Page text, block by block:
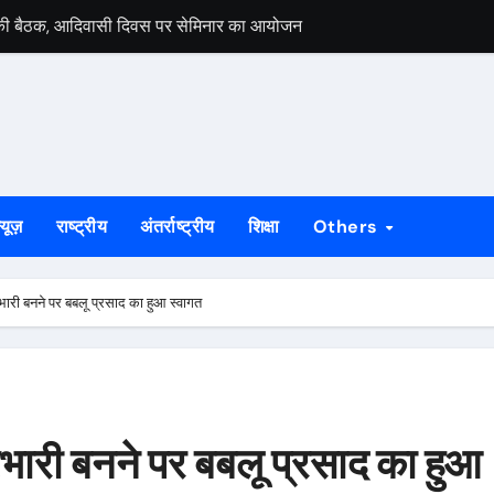
बैठक, आदिवासी दिवस पर सेमिनार का आयोजन
कराने की मांग पर राज्यपाल सचिवालय ने मुख्य सचिव को लिखा पत्र
सोरेन, विकास में बाधा डालने वालों को जनता देगी जवाब
सात वर्षीय बच्ची की मौत, दो घायल
महत्वपूर्ण है : भीष्म साहनी जन्मदिवस पर विशेष : प्रतिबद्धता, मानवीय सरोकार
राष्ट्रीय अंतर्राष्ट्रीय शिक्षा Others
बनने पर बबलू प्रसाद का हुआ स्वागत
बनने पर बबलू प्रसाद का हुआ